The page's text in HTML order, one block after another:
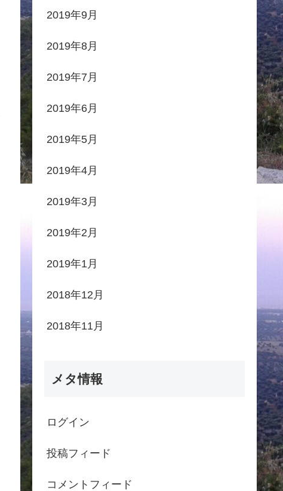
2019年9月
2019年8月
2019年7月
2019年6月
2019年5月
2019年4月
2019年3月
2019年2月
2019年1月
2018年12月
2018年11月
メタ情報
ログイン
投稿フィード
コメントフィード